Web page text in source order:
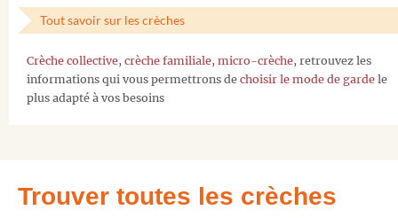
Tout savoir sur les crèches
Crèche collective, crèche familiale, micro-crèche, retrouvez les
informations qui vous permettrons de choisir le mode de garde le
plus adapté à vos besoins
Trouver toutes les crèches